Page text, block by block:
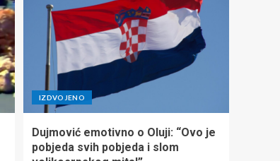
IZDVOJENO
Dujmović emotivno o Oluji: “Ovo je
pobjeda svih pobjeda i slom